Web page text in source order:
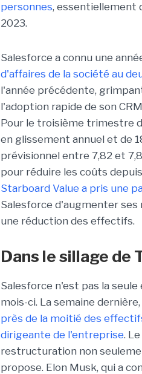
personnes, essentiellement
2023.
Salesforce a connu une
d'affaires de la société au
l'année précédente,
l'adoption rapide de son
Pour le troisième trimestre
en glissement annuel et de
prévisionnel entre 7,82 et
pour réduire les coûts
Starboard Value a pris une
Salesforce d'augmenter
une réduction des effectifs.
Dans le sillage
Salesforce n'est pas la
mois-ci. La semaine
près de la moitié des
dirigeante de l'entreprise.
restructuration non
propose. Elon Musk, qui a